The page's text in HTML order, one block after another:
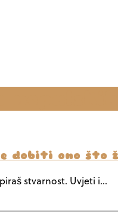
dobiti ono što
stvarnost. Uvjeti i…